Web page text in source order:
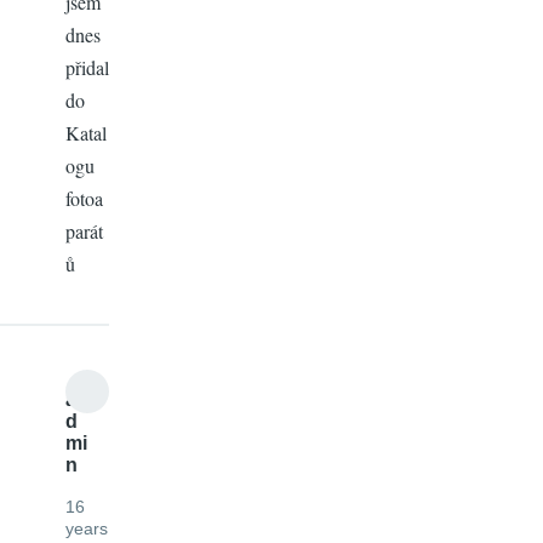
dnes
přidal
do
Katal
ogu
fotoa
parát
ů
a
d
mi
n
16
years